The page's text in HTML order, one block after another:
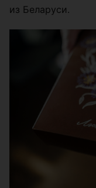
из Беларуси.